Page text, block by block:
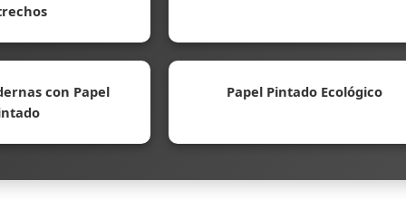
con Papel
Papel Pintado Ecológico